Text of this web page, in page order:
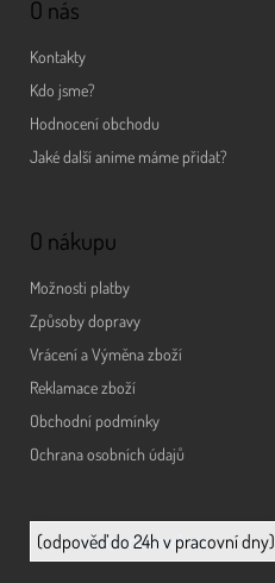
O nás
Kontakty
Kdo jsme?
Hodnocení obchodu
Jaké další anime máme přidat?
O nákupu
Možnosti platby
Způsoby dopravy
Vrácení a Výměna zboží
Reklamace zboží
Obchodní podmínky
Ochrana osobních údajů
info@animerch.cz
(odpověď do 24h v pracovní dny)